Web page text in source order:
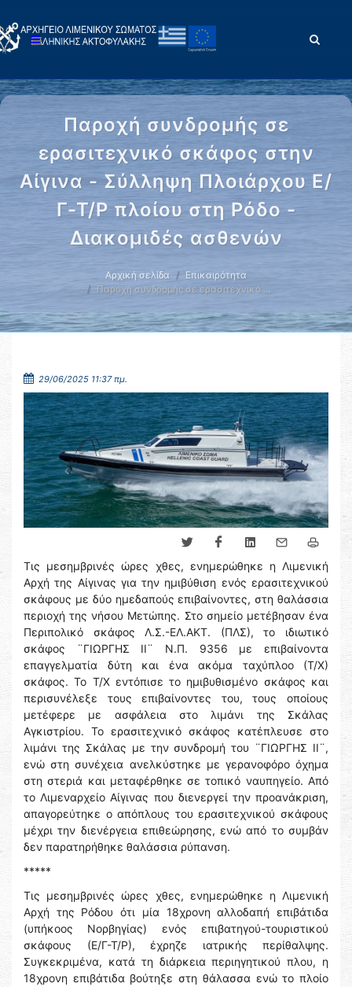
Παροχή συνδρομής σε
ερασιτεχνικό σκάφος στην
Αίγινα - Σύλληψη Πλοιάρχου Ε/
Γ-Τ/Ρ πλοίου στη Ρόδο -
Διακομιδές ασθενών
Αρχική σελίδα
Επικαιρότητα
Παροχή συνδρομής σε ερασιτεχνικό …
29/06/2025 11:37 πμ.
Τις μεσημβρινές ώρες χθες, ενημερώθηκε η Λιμενική
Αρχή της Αίγινας για την ημιβύθιση ενός ερασιτεχνικού
σκάφους με δύο ημεδαπούς επιβαίνοντες, στη θαλάσσια
περιοχή της νήσου Μετώπης. Στο σημείο μετέβησαν ένα
Περιπολικό σκάφος Λ.Σ.-ΕΛ.ΑΚΤ. (ΠΛΣ), το ιδιωτικό
σκάφος ¨ΓΙΩΡΓΗΣ ΙΙ¨ Ν.Π. 9356 με επιβαίνοντα
επαγγελματία δύτη και ένα ακόμα ταχύπλοο (Τ/Χ)
σκάφος. Το Τ/Χ εντόπισε το ημιβυθισμένο σκάφος και
περισυνέλεξε τους επιβαίνοντες του, τους οποίους
μετέφερε με ασφάλεια στο λιμάνι της Σκάλας
Αγκιστρίου. Το ερασιτεχνικό σκάφος κατέπλευσε στο
λιμάνι της Σκάλας με την συνδρομή του ¨ΓΙΩΡΓΗΣ ΙΙ¨,
ενώ στη συνέχεια ανελκύστηκε με γερανοφόρο όχημα
στη στεριά και μεταφέρθηκε σε τοπικό ναυπηγείο. Από
το Λιμεναρχείο Αίγινας που διενεργεί την προανάκριση,
απαγορεύτηκε ο απόπλους του ερασιτεχνικού σκάφους
μέχρι την διενέργεια επιθεώρησης, ενώ από το συμβάν
δεν παρατηρήθηκε θαλάσσια ρύπανση.
*****
Τις μεσημβρινές ώρες χθες, ενημερώθηκε η Λιμενική
Αρχή της Ρόδου ότι μία 18χρονη αλλοδαπή επιβάτιδα
(υπήκοος Νορβηγίας) ενός επιβατηγού-τουριστικού
σκάφους (Ε/Γ-Τ/Ρ), έχρηζε ιατρικής περίθαλψης.
Συγκεκριμένα, κατά τη διάρκεια περιηγητικού πλου, η
18χρονη επιβάτιδα βούτηξε στη θάλασσα ενώ το πλοίο